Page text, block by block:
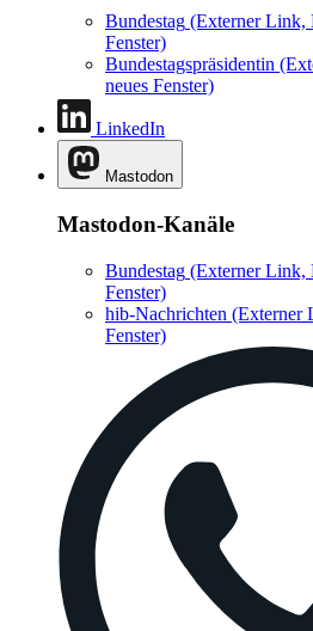
Bundestag (Externer Link,
Fenster)
Bundestagspräsidentin
neues Fenster)
LinkedIn
Mastodon
Mastodon-Kanäle
Bundestag (Externer Link,
Fenster)
hib-Nachrichten (Externer
Fenster)